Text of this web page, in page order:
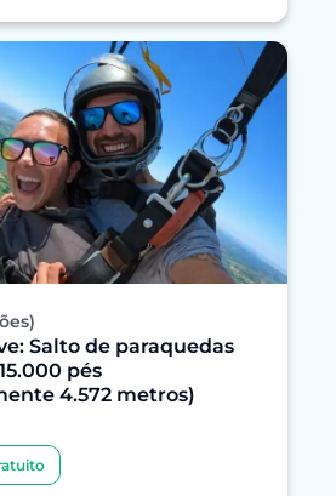
Salto de paraquedas
pés
4.572 metros)